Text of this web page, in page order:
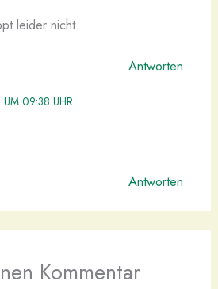
leider nicht
Antworten
UM 09:38 UHR
Antworten
Kommentar